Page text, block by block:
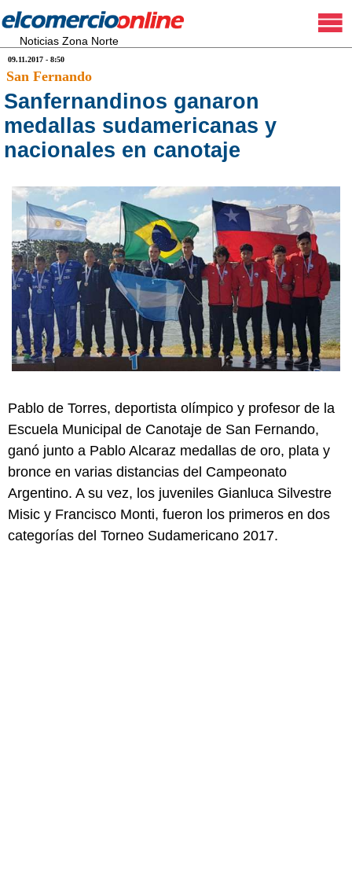
Noticias Zona Norte
09.11.2017 - 8:50
San Fernando
Sanfernandinos ganaron
medallas sudamericanas y
nacionales en canotaje
Pablo de Torres, deportista olímpico y profesor de la
Escuela Municipal de Canotaje de San Fernando,
ganó junto a Pablo Alcaraz medallas de oro, plata y
bronce en varias distancias del Campeonato
Argentino. A su vez, los juveniles Gianluca Silvestre
Misic y Francisco Monti, fueron los primeros en dos
categorías del Torneo Sudamericano 2017.